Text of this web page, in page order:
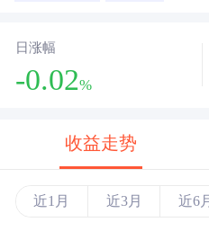
日涨幅
-0.02%
收益走势
近1月 近3月 近6